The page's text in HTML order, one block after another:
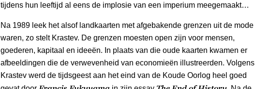
tijdens hun leeftijd al eens de implosie van een imperium meegemaakt…
Na 1989 leek het alsof landkaarten met afgebakende grenzen uit de mode
waren, zo stelt Krastev. De grenzen moesten open zijn voor mensen,
goederen, kapitaal en ideeën. In plaats van die oude kaarten kwamen er
afbeeldingen die de verwevenheid van economieën illustreerden. Volgens
Krastev werd de tijdsgeest aan het eind van de Koude Oorlog heel goed